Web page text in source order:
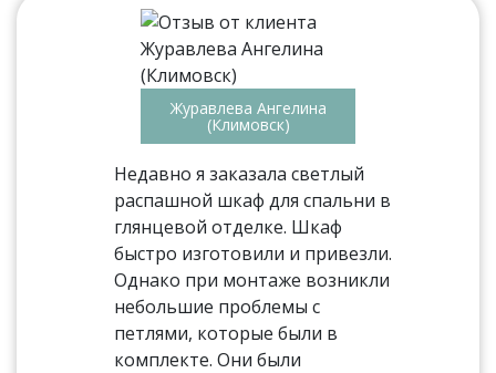
Журавлева Ангелина
(Климовск)
Недавно я заказала светлый
распашной шкаф для спальни в
глянцевой отделке. Шкаф
быстро изготовили и привезли.
Однако при монтаже возникли
небольшие проблемы с
петлями, которые были в
комплекте. Они были